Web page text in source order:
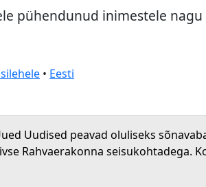
pühendunud inimestele nagu
• Eesti
Uudised peavad oluliseks
Rahvaerakonna seisukohtadega.